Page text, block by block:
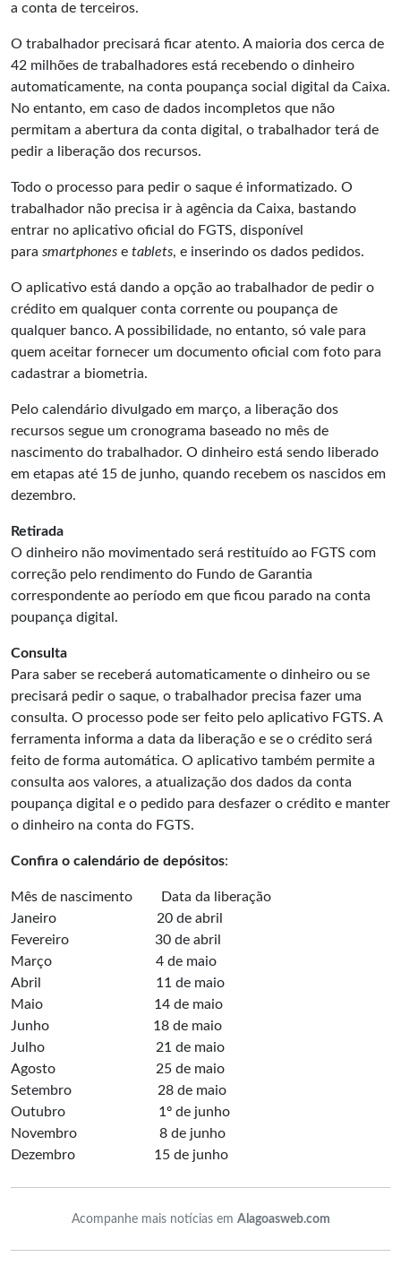
a conta de terceiros.
O trabalhador precisará ficar atento. A maioria dos cerca de
42 milhões de trabalhadores está recebendo o dinheiro
automaticamente, na conta poupança social digital da Caixa.
No entanto, em caso de dados incompletos que não
permitam a abertura da conta digital, o trabalhador terá de
pedir a liberação dos recursos.
Todo o processo para pedir o saque é informatizado. O
trabalhador não precisa ir à agência da Caixa, bastando
entrar no aplicativo oficial do FGTS, disponível
para smartphones e tablets, e inserindo os dados pedidos.
O aplicativo está dando a opção ao trabalhador de pedir o
crédito em qualquer conta corrente ou poupança de
qualquer banco. A possibilidade, no entanto, só vale para
quem aceitar fornecer um documento oficial com foto para
cadastrar a biometria.
Pelo calendário divulgado em março, a liberação dos
recursos segue um cronograma baseado no mês de
nascimento do trabalhador. O dinheiro está sendo liberado
em etapas até 15 de junho, quando recebem os nascidos em
dezembro.
Retirada
O dinheiro não movimentado será restituído ao FGTS com
correção pelo rendimento do Fundo de Garantia
correspondente ao período em que ficou parado na conta
poupança digital.
Consulta
Para saber se receberá automaticamente o dinheiro ou se
precisará pedir o saque, o trabalhador precisa fazer uma
consulta. O processo pode ser feito pelo aplicativo FGTS. A
ferramenta informa a data da liberação e se o crédito será
feito de forma automática. O aplicativo também permite a
consulta aos valores, a atualização dos dados da conta
poupança digital e o pedido para desfazer o crédito e manter
o dinheiro na conta do FGTS.
Confira o calendário de depósitos:
Mês de nascimento Data da liberação
Janeiro 20 de abril
Fevereiro 30 de abril
Março 4 de maio
Abril 11 de maio
Maio 14 de maio
Junho 18 de maio
Julho 21 de maio
Agosto 25 de maio
Setembro 28 de maio
Outubro 1º de junho
Novembro 8 de junho
Dezembro 15 de junho
Acompanhe mais notícias em Alagoasweb.com